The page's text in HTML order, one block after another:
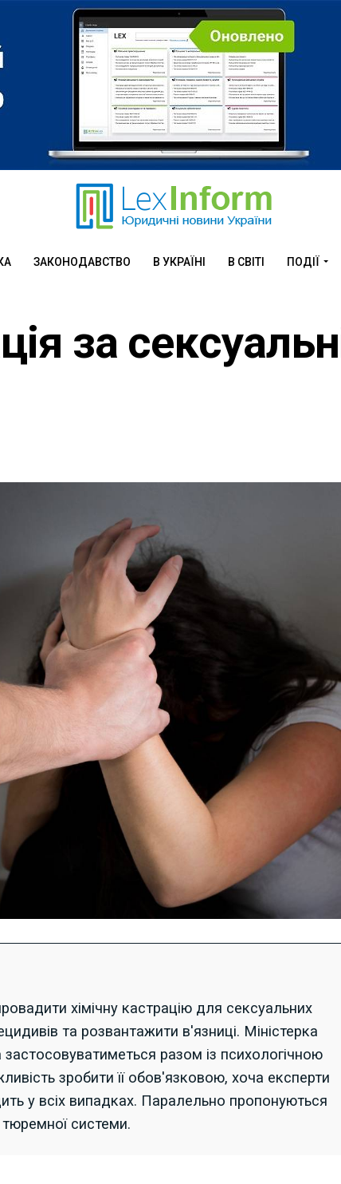
ЗАКОНОДАВСТВО В УКРАЇНІ В СВІТІ ПОДІЇ
за
хімічну кастрацію для сексуальних
та розвантажити в'язниці. Міністерка
разом із психологічною
зробити її обов'язковою, хоча експерти
у всіх випадках. Паралельно пропонуються
системи.